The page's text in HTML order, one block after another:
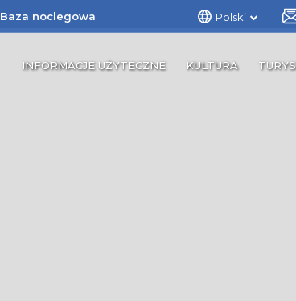
Baza noclegowa Polski
INFORMACJE UŻYTECZNE KULTURA